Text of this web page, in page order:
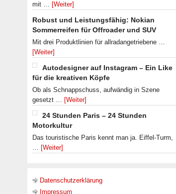
mit … [Weiter]
Robust und Leistungsfähig: Nokian
Sommerreifen für Offroader und SUV
Mit drei Produktlinien für allradangetriebene …
[Weiter]
Autodesigner auf Instagram – Ein Like
für die kreativen Köpfe
Ob als Schnappschuss, aufwändig in Szene
gesetzt … [Weiter]
24 Stunden Paris – 24 Stunden
Motorkultur
Das touristische Paris kennt man ja. Eiffel-Turm,
… [Weiter]
Datenschutzerklärung
Impressum